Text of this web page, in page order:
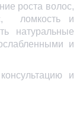
роста волос,
ломкость и
натуральные
и
и